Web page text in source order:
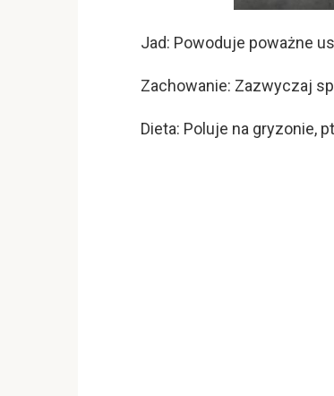
Jad: Powoduje poważne
Zachowanie: Zazwyczaj
Dieta: Poluje na gryzonie,